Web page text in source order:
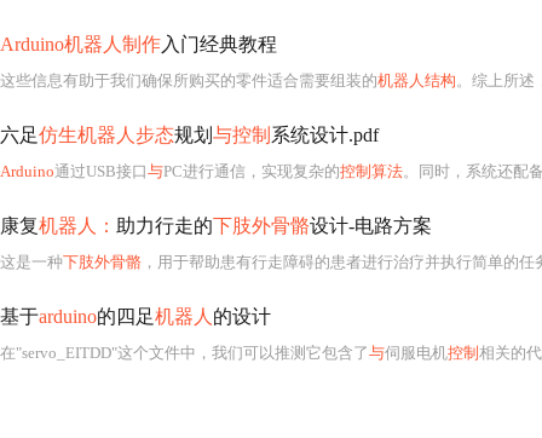
Arduino机器人制作入门经典教程
这些信息有助于我们确保所购买的零件适合需要组装的机器人结构。综上所述
六足仿生机器人步态规划 与控制 系统设计.pdf
Arduino通过USB接口与PC进行通信，实现复杂的控制算法。同时，系统还配
康复机器人： 助力行走的下肢外骨骼设计-电路方案
这是一种下肢外骨骼 ，用于帮助患有行走障碍的患者进行治疗并执行简单的任
基于arduino的四足机器人 的设计
在"servo_EITDD"这个文件中，我们可以推测它包含了与伺服电机控制 相关的代码。